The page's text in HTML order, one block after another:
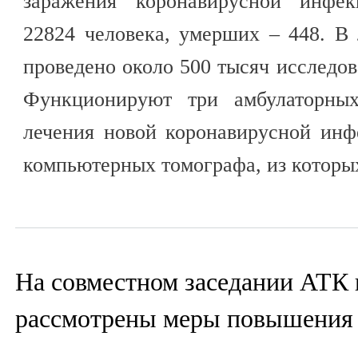
22824 человека, умерших – 448. В
проведено около 500 тысяч
Функционируют три
лечения новой коронавирусной
компьютерных томографа, из
На совместном заседании
рассмотрены меры повышения